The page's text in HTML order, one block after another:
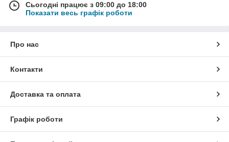
Сьогодні працює з 09:00 до 18:00
Показати весь графік роботи
Про нас
Контакти
Доставка та оплата
Графік роботи